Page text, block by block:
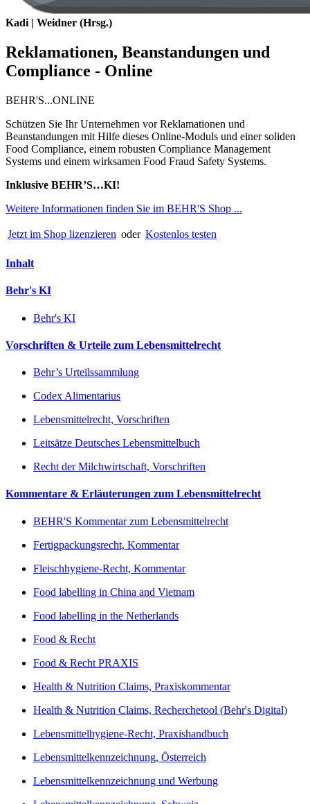
Kadi | Weidner (Hrsg.)
Reklamationen, Beanstandungen und
Compliance - Online
BEHR'S...ONLINE
Schützen Sie Ihr Unternehmen vor Reklamationen und
Beanstandungen mit Hilfe dieses Online-Moduls und einer soliden
Food Compliance, einem robusten Compliance Management
Systems und einem wirksamen Food Fraud Safety Systems.
Inklusive BEHR’S…KI!
Weitere Informationen finden Sie im BEHR'S Shop ...
Jetzt im Shop lizenzieren oder Kostenlos testen
Inhalt
Behr's KI
Behr's KI
Vorschriften & Urteile zum Lebensmittelrecht
Behr’s Urteilssammlung
Codex Alimentarius
Lebensmittelrecht, Vorschriften
Leitsätze Deutsches Lebensmittelbuch
Recht der Milchwirtschaft, Vorschriften
Kommentare & Erläuterungen zum Lebensmittelrecht
BEHR'S Kommentar zum Lebensmittelrecht
Fertigpackungsrecht, Kommentar
Fleischhygiene-Recht, Kommentar
Food labelling in China and Vietnam
Food labelling in the Netherlands
Food & Recht
Food & Recht PRAXIS
Health & Nutrition Claims, Praxiskommentar
Health & Nutrition Claims, Recherchetool (Behr's Digital)
Lebensmittelhygiene-Recht, Praxishandbuch
Lebensmittelkennzeichnung, Österreich
Lebensmittelkennzeichnung und Werbung